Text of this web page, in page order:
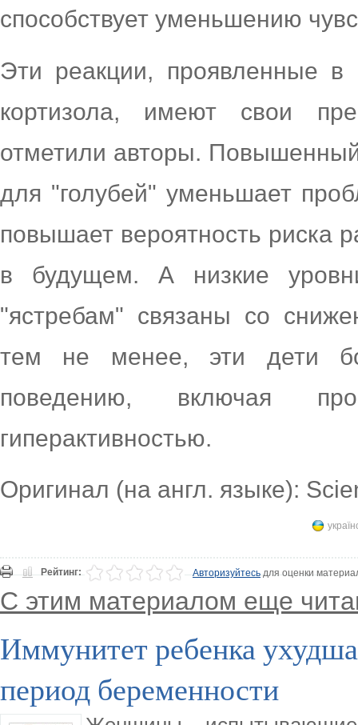
способствует уменьшению
Эти реакции, проявленные в
кортизола, имеют свои
отметили авторы.
для "голубей" уменьшает
повышает вероятность риска
в будущем. А низкие
"ястребам" связаны со
тем не менее, эти дети
поведению, включая
гиперактивностью.
Оригинал (на англ. языке):
Рейтинг: Авторизуйтесьдля оценки
С этим материалом еще
Иммунитет ребенка
период беременности